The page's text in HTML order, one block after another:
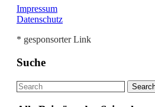
Impressum
Datenschutz
* gesponsorter Link
Suche